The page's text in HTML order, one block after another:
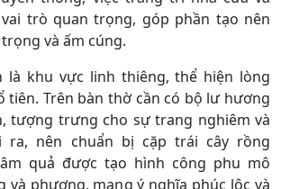
trò quan trọng, góp phần tạo nên
và ấm cúng.
là khu vực linh thiêng, thể hiện lòng
tiên. Trên bàn thờ cần có bộ lư hương
tượng trưng cho sự trang nghiêm và
ra, nên chuẩn bị cặp trái cây rồng
quả được tạo hình công phu mô
và phượng, mang ý nghĩa phúc lộc và